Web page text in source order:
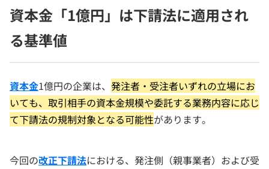
資本金「1億円」は下請法に適用され
る基準値
資本金1億円の企業は、 発注者・受注者いずれの立場にお
いても、取引相手の資本金規模や委託する業務内容に応じ
て下請法の規制対象となる可能性があります。
今回の改正下請法における、発注側（親事業者）および受